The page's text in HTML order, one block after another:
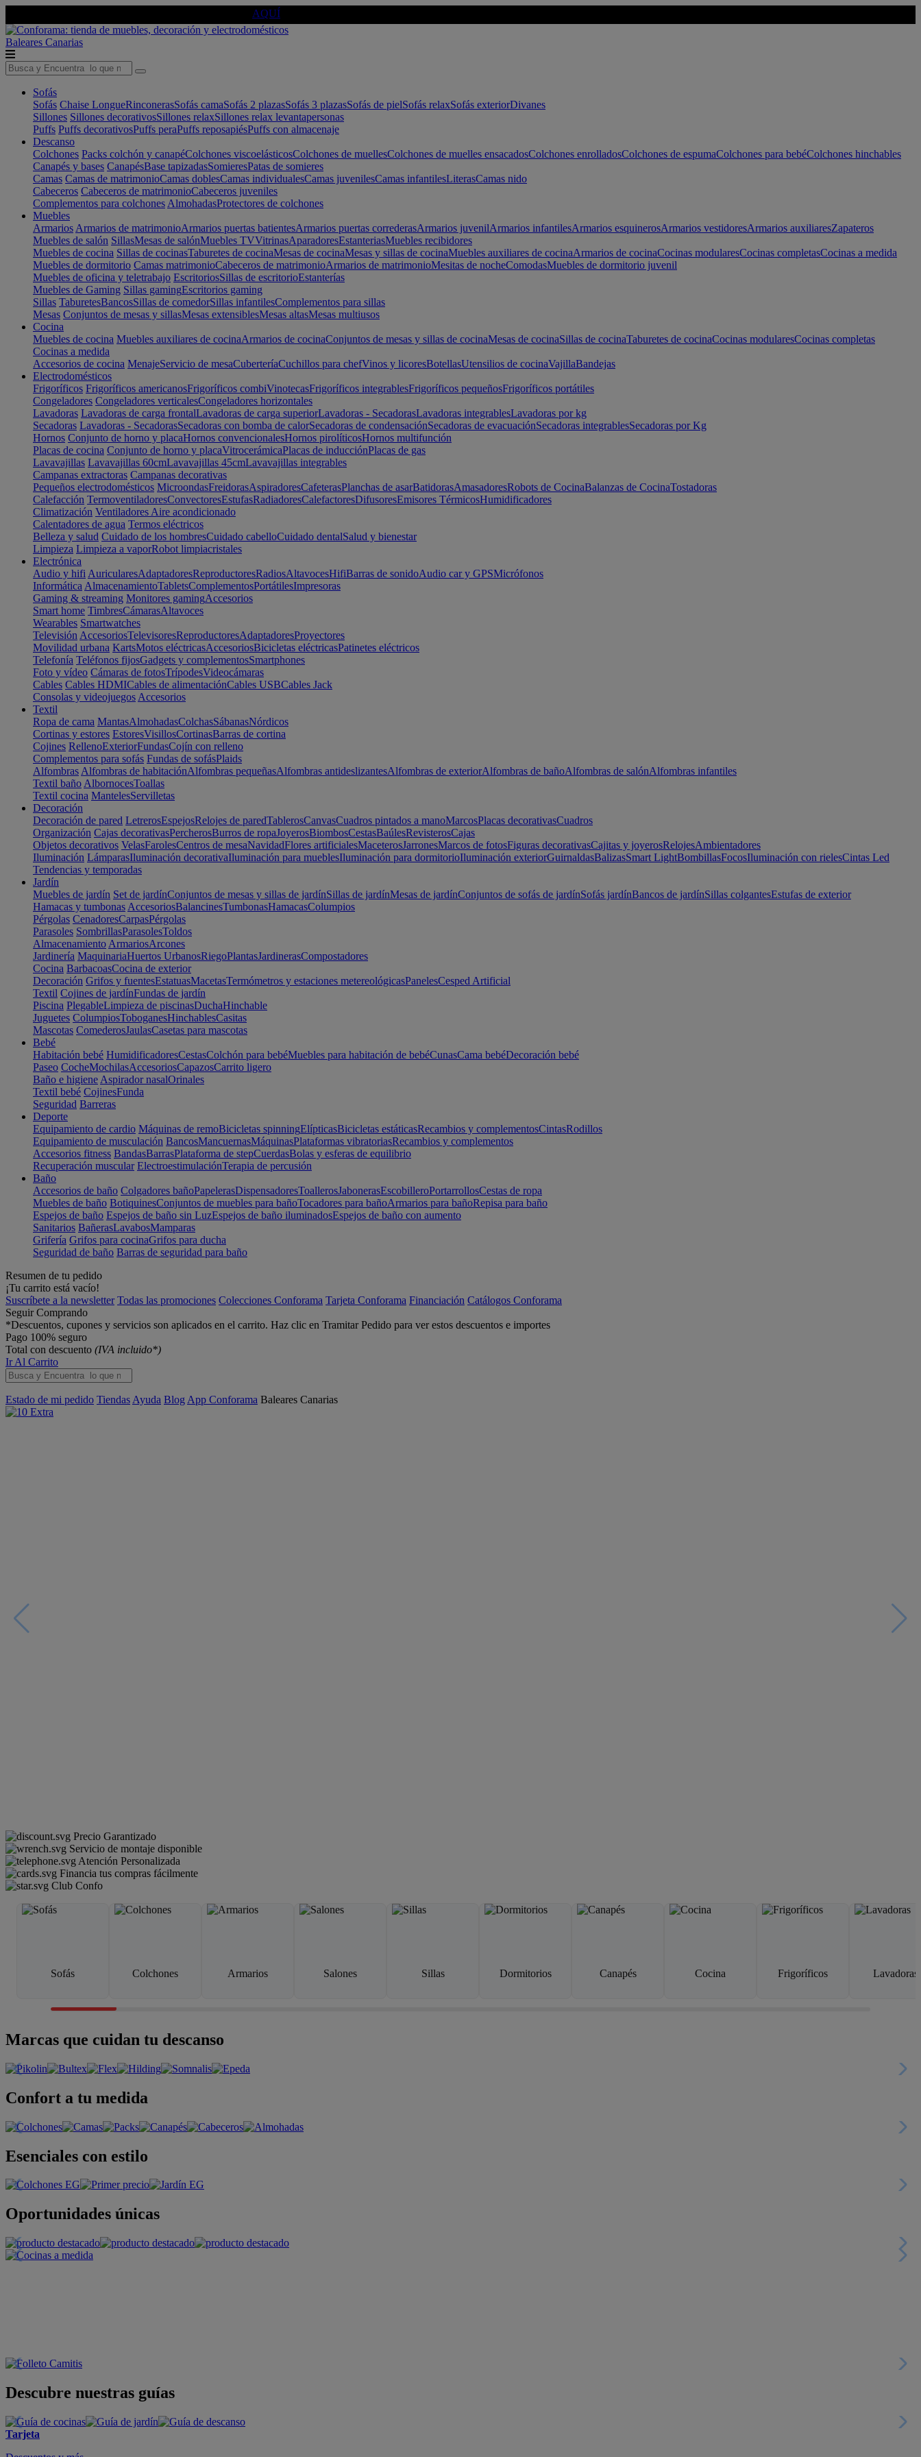
AQUÍ
Baleares Canarias
Sofás
Sofás Chaise LongueRinconerasSofás camaSofás 2 plazasSofás 3 plazasSofás de pielSofás relaxSofás exteriorDivanes
Sillones Sillones decorativosSillones relaxSillones relax levantapersonas
Puffs Puffs decorativosPuffs peraPuffs reposapiésPuffs con almacenaje
Descanso
Colchones Packs colchón y canapéColchones viscoelásticosColchones de muellesColchones de muelles ensacadosColchones enrolladosColchones de espumaColchones para bebéColchones hinchables
Canapés y bases CanapésBase tapizadasSomieresPatas de somieres
Camas Camas de matrimonioCamas doblesCamas individualesCamas juvenilesCamas infantilesLiterasCamas nido
Cabeceros Cabeceros de matrimonioCabeceros juveniles
Complementos para colchones AlmohadasProtectores de colchones
Muebles
Armarios Armarios de matrimonioArmarios puertas batientesArmarios puertas correderasArmarios juvenilArmarios infantilesArmarios esquinerosArmarios vestidoresArmarios auxiliaresZapateros
Muebles de salón SillasMesas de salónMuebles TVVitrinasAparadoresEstanteriasMuebles recibidores
Muebles de cocina Sillas de cocinasTaburetes de cocinaMesas de cocinaMesas y sillas de cocinaMuebles auxiliares de cocinaArmarios de cocinaCocinas modularesCocinas completasCocinas a medida
Muebles de dormitorio Camas matrimonioCabeceros de matrimonioArmarios de matrimonioMesitas de nocheComodasMuebles de dormitorio juvenil
Muebles de oficina y teletrabajo EscritoriosSillas de escritorioEstanterías
Muebles de Gaming Sillas gamingEscritorios gaming
Sillas TaburetesBancosSillas de comedorSillas infantilesComplementos para sillas
Mesas Conjuntos de mesas y sillasMesas extensiblesMesas altasMesas multiusos
Cocina
Muebles de cocina Muebles auxiliares de cocinaArmarios de cocinaConjuntos de mesas y sillas de cocinaMesas de cocinaSillas de cocinaTaburetes de cocinaCocinas modularesCocinas completas
Cocinas a medida
Accesorios de cocina MenajeServicio de mesaCuberteríaCuchillos para chefVinos y licoresBotellasUtensilios de cocinaVajillaBandejas
Electrodomésticos
Frigoríficos Frigoríficos americanosFrigoríficos combiVinotecasFrigoríficos integrablesFrigoríficos pequeñosFrigoríficos portátiles
Congeladores Congeladores verticalesCongeladores horizontales
Lavadoras Lavadoras de carga frontalLavadoras de carga superiorLavadoras - SecadorasLavadoras integrablesLavadoras por kg
Secadoras Lavadoras - SecadorasSecadoras con bomba de calorSecadoras de condensaciónSecadoras de evacuaciónSecadoras integrablesSecadoras por Kg
Hornos Conjunto de horno y placaHornos convencionalesHornos pirolíticosHornos multifunción
Placas de cocina Conjunto de horno y placaVitrocerámicaPlacas de inducciónPlacas de gas
Lavavajillas Lavavajillas 60cmLavavajillas 45cmLavavajillas integrables
Campanas extractoras Campanas decorativas
Pequeños electrodomésticos MicroondasFreidorasAspiradoresCafeterasPlanchas de asarBatidorasAmasadoresRobots de CocinaBalanzas de CocinaTostadoras
Calefacción TermoventiladoresConvectoresEstufasRadiadoresCalefactoresDifusoresEmisores TérmicosHumidificadores
Climatización Ventiladores Aire acondicionado
Calentadores de agua Termos eléctricos
Belleza y salud Cuidado de los hombresCuidado cabelloCuidado dentalSalud y bienestar
Limpieza Limpieza a vaporRobot limpiacristales
Electrónica
Audio y hifi AuricularesAdaptadoresReproductoresRadiosAltavocesHifiBarras de sonidoAudio car y GPSMicrófonos
Informática AlmacenamientoTabletsComplementosPortátilesImpresoras
Gaming & streaming Monitores gamingAccesorios
Smart home TimbresCámarasAltavoces
Wearables Smartwatches
Televisión AccesoriosTelevisoresReproductoresAdaptadoresProyectores
Movilidad urbana KartsMotos eléctricasAccesoriosBicicletas eléctricasPatinetes eléctricos
Telefonía Teléfonos fijosGadgets y complementosSmartphones
Foto y vídeo Cámaras de fotosTrípodesVideocámaras
Cables Cables HDMICables de alimentaciónCables USBCables Jack
Consolas y videojuegos Accesorios
Textil
Ropa de cama MantasAlmohadasColchasSábanasNórdicos
Cortinas y estores EstoresVisillosCortinasBarras de cortina
Cojines RellenoExteriorFundasCojín con relleno
Complementos para sofás Fundas de sofásPlaids
Alfombras Alfombras de habitaciónAlfombras pequeñasAlfombras antideslizantesAlfombras de exteriorAlfombras de bañoAlfombras de salónAlfombras infantiles
Textil baño AlbornocesToallas
Textil cocina MantelesServilletas
Decoración
Decoración de pared LetrerosEspejosRelojes de paredTablerosCanvasCuadros pintados a manoMarcosPlacas decorativasCuadros
Organización Cajas decorativasPercherosBurros de ropaJoyerosBiombosCestasBaúlesRevisterosCajas
Objetos decorativos VelasFarolesCentros de mesaNavidadFlores artificialesMaceterosJarronesMarcos de fotosFiguras decorativasCajitas y joyerosRelojesAmbientadores
Iluminación LámparasIluminación decorativaIluminación para mueblesIluminación para dormitorioIluminación exteriorGuirnaldasBalizasSmart LightBombillasFocosIluminación con rielesCintas Led
Tendencias y temporadas
Jardín
Muebles de jardín Set de jardínConjuntos de mesas y sillas de jardínSillas de jardínMesas de jardínConjuntos de sofás de jardínSofás jardínBancos de jardínSillas colgantesEstufas de exterior
Hamacas y tumbonas AccesoriosBalancinesTumbonasHamacasColumpios
Pérgolas CenadoresCarpasPérgolas
Parasoles SombrillasParasolesToldos
Almacenamiento ArmariosArcones
Jardinería MaquinariaHuertos UrbanosRiegoPlantasJardinerasCompostadores
Cocina BarbacoasCocina de exterior
Decoración Grifos y fuentesEstatuasMacetasTermómetros y estaciones metereológicasPanelesCesped Artificial
Textil Cojines de jardínFundas de jardín
Piscina PlegableLimpieza de piscinasDuchaHinchable
Juguetes ColumpiosToboganesHinchablesCasitas
Mascotas ComederosJaulasCasetas para mascotas
Bebé
Habitación bebé HumidificadoresCestasColchón para bebéMuebles para habitación de bebéCunasCama bebéDecoración bebé
Paseo CocheMochilasAccesoriosCapazosCarrito ligero
Baño e higiene Aspirador nasalOrinales
Textil bebé CojinesFunda
Seguridad Barreras
Deporte
Equipamiento de cardio Máquinas de remoBicicletas spinningElípticasBicicletas estáticasRecambios y complementosCintasRodillos
Equipamiento de musculación BancosMancuernasMáquinasPlataformas vibratoriasRecambios y complementos
Accesorios fitness BandasBarrasPlataforma de stepCuerdasBolas y esferas de equilibrio
Recuperación muscular ElectroestimulaciónTerapia de percusión
Baño
Accesorios de baño Colgadores bañoPapelerasDispensadoresToallerosJabonerasEscobilleroPortarrollosCestas de ropa
Muebles de baño BotiquinesConjuntos de muebles para bañoTocadores para bañoArmarios para bañoRepisa para baño
Espejos de baño Espejos de baño sin LuzEspejos de baño iluminadosEspejos de baño con aumento
Sanitarios BañerasLavabosMamparas
Grifería Grifos para cocinaGrifos para ducha
Seguridad de baño Barras de seguridad para baño
Resumen de tu pedido
¡Tu carrito está vacío!
Suscríbete a la newsletter Todas las promociones Colecciones Conforama Tarjeta Conforama Financiación Catálogos Conforama
Seguir Comprando
*Descuentos, cupones y servicios son aplicados en el carrito. Haz clic en Tramitar Pedido para ver estos descuentos e importes
Pago 100% seguro
Total con descuento (IVA incluido*)
Ir Al Carrito
Estado de mi pedido Tiendas Ayuda Blog App Conforama Baleares Canarias
Precio Garantizado
Servicio de montaje disponible
Atención Personalizada
Financia tus compras fácilmente
Club Confo
Sofás Colchones Armarios Salones Sillas Dormitorios Canapés Cocina Frigoríficos Lavadoras
Marcas que cuidan tu descanso
Confort a tu medida
Esenciales con estilo
Oportunidades únicas
Descubre nuestras guías
Tarjeta